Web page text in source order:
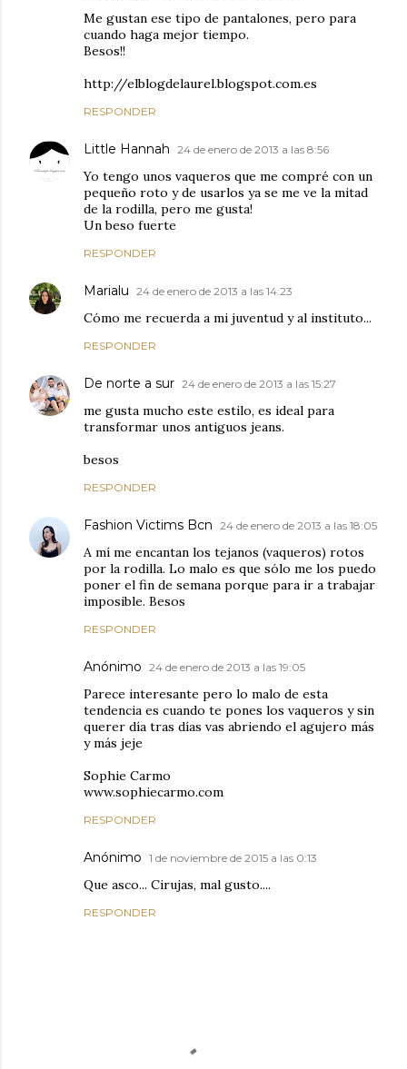
Me gustan ese tipo de pantalones, pero para
cuando haga mejor tiempo.
Besos!!
http://elblogdelaurel.blogspot.com.es
RESPONDER
Little Hannah 24 de enero de 2013 a las 8:56
Yo tengo unos vaqueros que me compré con un
pequeño roto y de usarlos ya se me ve la mitad
de la rodilla, pero me gusta!
Un beso fuerte
RESPONDER
Marialu 24 de enero de 2013 a las 14:23
Cómo me recuerda a mi juventud y al instituto...
RESPONDER
De norte a sur 24 de enero de 2013 a las 15:27
me gusta mucho este estilo, es ideal para
transformar unos antiguos jeans.
besos
RESPONDER
Fashion Victims Bcn 24 de enero de 2013 a las 18:05
A mí me encantan los tejanos (vaqueros) rotos
por la rodilla. Lo malo es que sólo me los puedo
poner el fin de semana porque para ir a trabajar
imposible. Besos
RESPONDER
Anónimo 24 de enero de 2013 a las 19:05
Parece interesante pero lo malo de esta
tendencia es cuando te pones los vaqueros y sin
querer día tras días vas abriendo el agujero más
y más jeje
Sophie Carmo
www.sophiecarmo.com
RESPONDER
Anónimo 1 de noviembre de 2015 a las 0:13
Que asco... Cirujas, mal gusto....
RESPONDER